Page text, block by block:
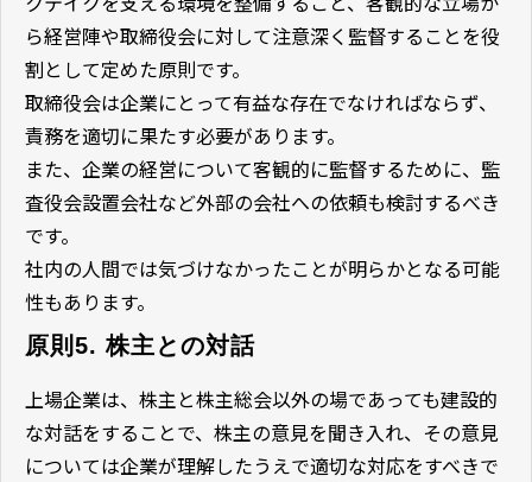
ら経営陣や取締役会に対して注意深く監督することを役
割として定めた原則です。
取締役会は企業にとって有益な存在でなければならず、
責務を適切に果たす必要があります。
また、企業の経営について客観的に監督するために、監
査役会設置会社など外部の会社への依頼も検討するべき
です。
社内の人間では気づけなかったことが明らかとなる可能
性もあります。
原則5. 株主との対話
上場企業は、株主と株主総会以外の場であっても建設的
な対話をすることで、株主の意見を聞き入れ、その意見
については企業が理解したうえで適切な対応をすべきで